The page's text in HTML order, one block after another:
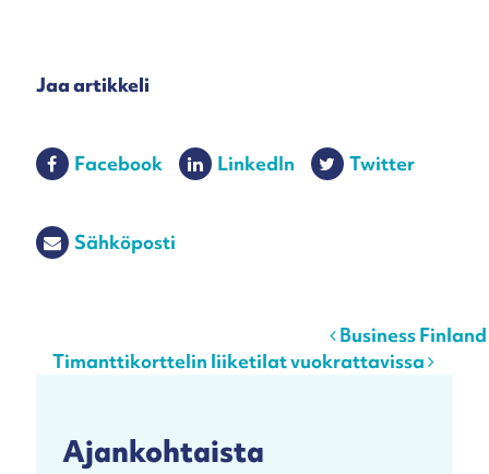
Jaa artikkeli
Facebook LinkedIn Twitter
Sähköposti
Business
Timanttikorttelin liiketilat vuokrattavissa
Ajankohtaista